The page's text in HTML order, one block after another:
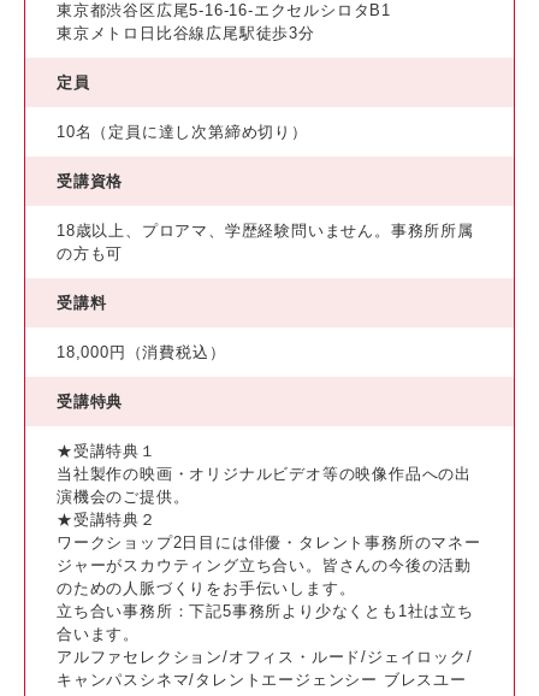
東京都渋谷区広尾5-16-16-エクセルシロタB1
東京メトロ日比谷線広尾駅徒歩3分
定員
10名（定員に達し次第締め切り）
受講資格
18歳以上、プロアマ、学歴経験問いません。事務所所属
の方も可
受講料
18,000円（消費税込）
受講特典
★受講特典１
当社製作の映画・オリジナルビデオ等の映像作品への出
演機会のご提供。
★受講特典２
ワークショップ2日目には俳優・タレント事務所のマネー
ジャーがスカウティング立ち合い。皆さんの今後の活動
のための人脈づくりをお手伝いします。
立ち合い事務所：下記5事務所より少なくとも1社は立ち
合います。
アルファセレクション/オフィス・ルード/ジェイロック/
キャンパスシネマ/タレントエージェンシー ブレスユー